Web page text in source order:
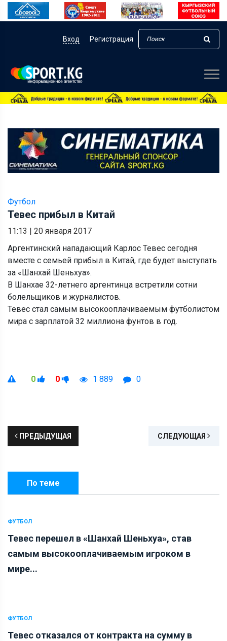
Вход Регистрация
Футбол
Тевес прибыл в Китай
11:13 | 20 января 2017
Аргентинский нападающий Карлос Тевес сегодня
вместе с семьей прибыл в Китай, где будет выступать
за «Шанхай Шеньхуа».
В Шанхае 32-летнего аргентинца встретили сотни
болельщиков и журналистов.
Тевес стал самым высокооплачиваемым футболистом
мира с зарплатой 32 миллиона фунтов в год.
0 0 1 889 0
ПРЕДЫДУЩАЯ СЛЕДУЮЩАЯ
По теме
ФУТБОЛ
Тевес перешел в «Шанхай Шеньхуа», став
самым высокооплачиваемым игроком в
мире...
ФУТБОЛ
Тевес отказался от контракта на сумму в